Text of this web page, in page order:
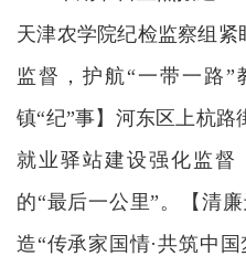
天津农学院纪检监察组紧
监督，护航“一带一路
镇“纪”事】河东区上杭
就业驿站建设强化监督
的“最后一公里”。【清
造“传承家国情·共筑中